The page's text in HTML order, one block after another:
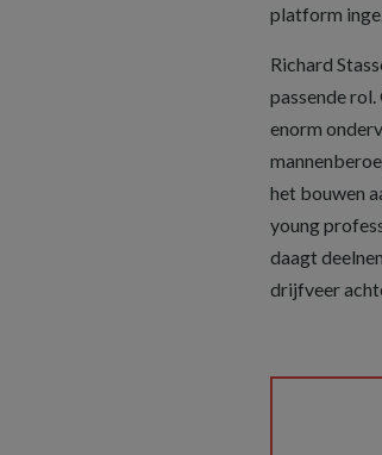
platform
Richard
passende
enorm
het bouwen
young
daagt
drijfveer